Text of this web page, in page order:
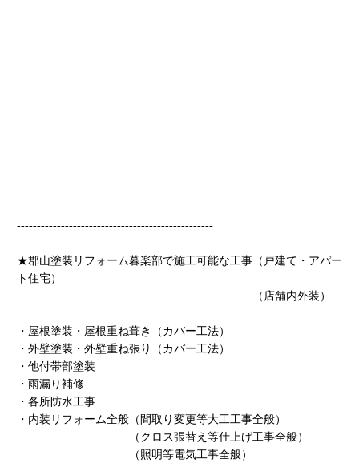
-------------------------------------------------
★郡山塗装リフォーム暮楽部で施工可能な工事（戸建て・アパー
ト住宅）
（店舗内外装）
・屋根塗装・屋根重ね葺き（カバー工法）
・外壁塗装・外壁重ね張り（カバー工法）
・他付帯部塗装
・雨漏り補修
・各所防水工事
・内装リフォーム全般（間取り変更等大工工事全般）
（クロス張替え等仕上げ工事全般）
（照明等電気工事全般）